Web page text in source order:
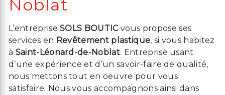
Noblat
L’entrepriseSOLS BOUTICvous propose ses
services en Revêtement plastique, si vous habitez
à Saint-Léonard-de-Noblat. Entreprise usant
d’une expérience et d’un savoir-faire de qualité,
nous mettons tout en oeuvre pour vous
satisfaire. Nous vous accompagnons ainsi dans